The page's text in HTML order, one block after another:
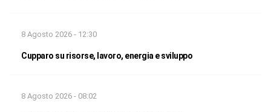
8 Agosto 2026 - 12:30
Cupparo su risorse, lavoro, energia e sviluppo
8 Agosto 2026 - 08:02